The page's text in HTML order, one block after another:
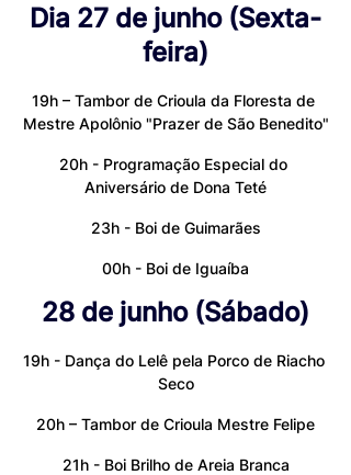
Dia 27 de junho (Sexta-
feira)
19h – Tambor de Crioula da Floresta de
Mestre Apolônio "Prazer de São Benedito"
20h - Programação Especial do
Aniversário de Dona Teté
23h - Boi de Guimarães
00h - Boi de Iguaíba
28 de junho (Sábado)
19h - Dança do Lelê pela Porco de Riacho
Seco
20h – Tambor de Crioula Mestre Felipe
21h - Boi Brilho de Areia Branca